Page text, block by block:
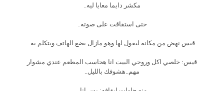
مكشر دايما معايا ليه..
حتى استفاقت على صوته..
قيس نهض من مكانه ليقول لها وهو مازال يضع الهاتف ويتكلم به.
قيس: خلصي اكل وروحي البيت انا هحاسب المطعم عندي مشوار
مهم..هشوفك بالليل..